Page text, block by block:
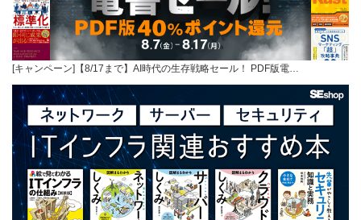
[キャンペーン]【8/17まで】AI時代の生存戦略セール！ PDF版電…